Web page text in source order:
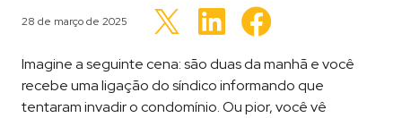
Publicado em
28 de março de 2025 Clique
compartilhar
Twitter(abre
em
nova
janela)
Clique
para
compartilhar
em
nova
janela)
em
nova
janela)
Imagine a seguinte cena: são duas da manhã e você
recebe uma ligação do síndico informando que
tentaram invadir o condomínio. Ou pior, você vê